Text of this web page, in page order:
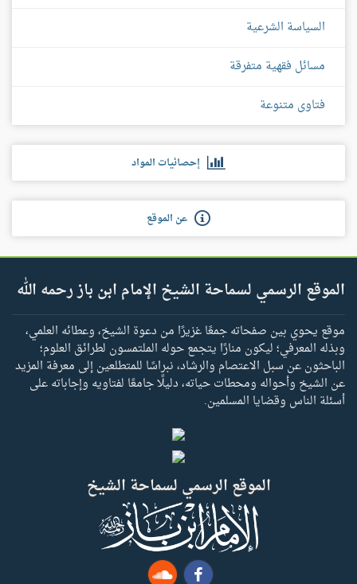
السياسة الشرعية
مسائل فقهية متفرقة
فتاوى متنوعة
إحصائيات المواد
عن الموقع
الموقع الرسمي لسماحة الشيخ الإمام ابن باز رحمه الله
موقع يحوي بين صفحاته جمعًا غزيرًا من دعوة الشيخ، وعطائه العلمي،
وبذله المعرفي؛ ليكون منارًا يتجمع حوله الملتمسون لطرائق العلوم؛
الباحثون عن سبل الاعتصام والرشاد، نبراسًا للمتطلعين إلى معرفة المزيد
عن الشيخ وأحواله ومحطات حياته، دليلًا جامعًا لفتاويه وإجاباته على
أسئلة الناس وقضايا المسلمين.
الموقع الرسمي لسماحة الشيخ